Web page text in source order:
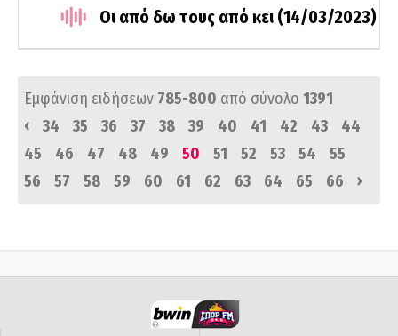
Οι από δω τους από κει (14/03/2023)
Εμφάνιση ειδήσεων 785-800 από σύνολο 1391
‹
34 35 36 37 38 39 40 41 42 43
44
45
46 47 48 49 50 51 52 53 54
55
56
57 58 59 60 61 62 63 64 65 66 ›